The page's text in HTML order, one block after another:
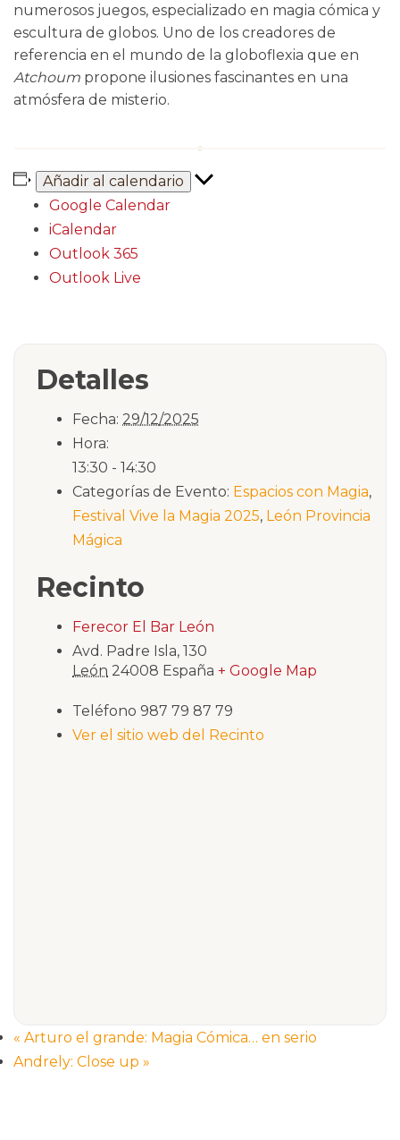
numerosos juegos, especializado en magia cómica y
escultura de globos. Uno de los creadores de
referencia en el mundo de la globoflexia que en
Atchoum propone ilusiones fascinantes en una
atmósfera de misterio.
Añadir al calendario
Google Calendar
iCalendar
Outlook 365
Outlook Live
Detalles
Fecha: 29/12/2025
Hora:
13:30 - 14:30
Categorías de Evento: Espacios con Magia,
Festival Vive la Magia 2025, León Provincia
Mágica
Recinto
Ferecor El Bar León
Avd. Padre Isla, 130
León 24008 España + Google Map
Teléfono 987 79 87 79
Ver el sitio web del Recinto
« Arturo el grande: Magia Cómica… en serio
Andrely: Close up »